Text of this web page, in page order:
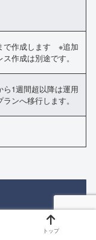
で作成します ※追加
ス作成は別途です。
ら1週間超以降は運用
ランへ移行します。
トップ